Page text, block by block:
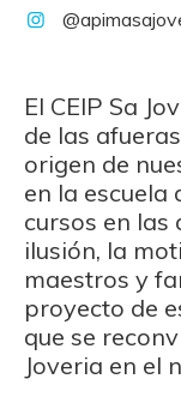
El CEIP Sa
de las
origen de
en la escuela
cursos en
ilusión, la
maestros y
proyecto de
que se
Joveria en el